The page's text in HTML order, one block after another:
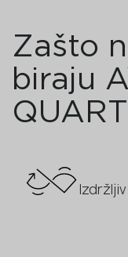
Zašto
biraju
Izdržljiv